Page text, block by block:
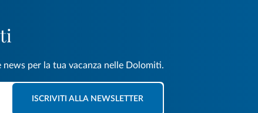
per la tua vacanza nelle Dolomiti.
ISCRIVITI ALLA NEWSLETTER